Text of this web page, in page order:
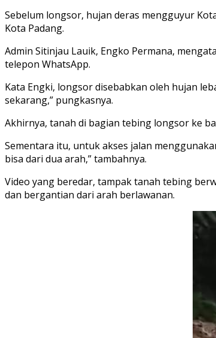
Sebelum longsor, hujan deras mengguyur
Kota Padang.
Admin Sitinjau Lauik, Engko Permana,
telepon WhatsApp.
Kata Engki, longsor disebabkan oleh hujan
sekarang,” pungkasnya.
Akhirnya, tanah di bagian tebing longsor ke
Sementara itu, untuk akses jalan
bisa dari dua arah,” tambahnya.
Video yang beredar, tampak tanah tebing
dan bergantian dari arah berlawanan.